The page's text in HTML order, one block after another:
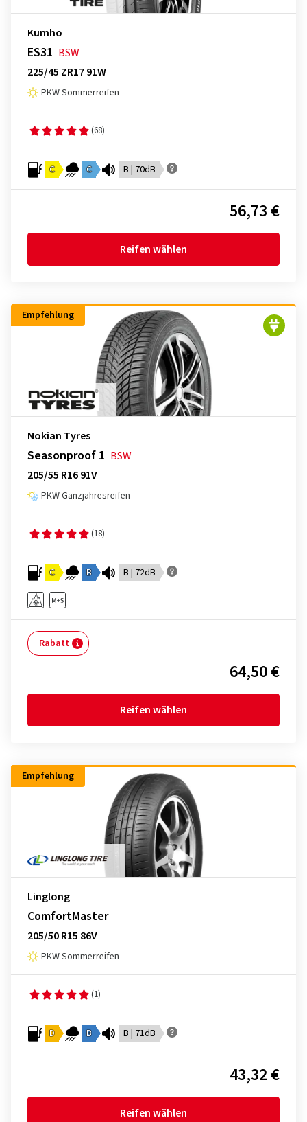
Kumho
ES31 BSW
225/45 ZR17 91W
PKW Sommerreifen
(68)
C C B | 70dB
56,73 €
Reifen wählen
Empfehlung
Nokian Tyres
Seasonproof 1 BSW
205/55 R16 91V
PKW Ganzjahresreifen
(18)
C B B | 72dB
Rabatt
64,50 €
Reifen wählen
Empfehlung
Linglong
ComfortMaster
205/50 R15 86V
PKW Sommerreifen
(1)
D B B | 71dB
43,32 €
Reifen wählen